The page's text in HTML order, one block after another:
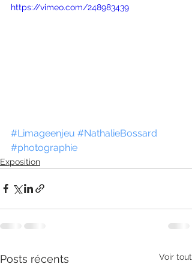
https://vimeo.com/248983439
#Limageenjeu #NathalieBossard
#photographie
Exposition
Posts récents Voir tout